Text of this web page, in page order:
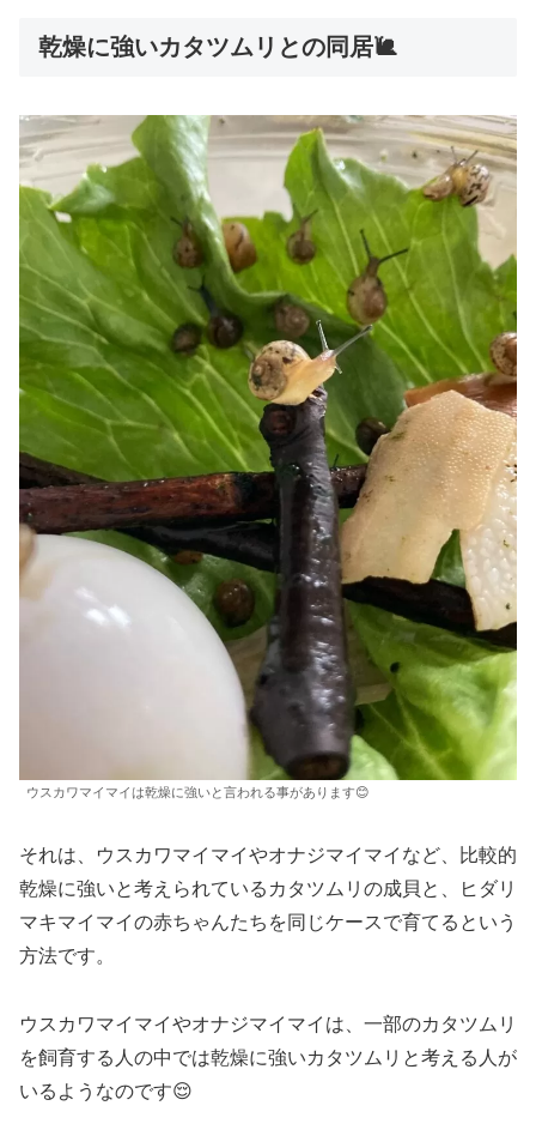
乾燥に強いカタツムリとの同居🐌
ウスカワマイマイは乾燥に強いと言われる事があります😊
それは、ウスカワマイマイやオナジマイマイなど、比較的
乾燥に強いと考えられているカタツムリの成貝と、ヒダリ
マキマイマイの赤ちゃんたちを同じケースで育てるという
方法です。
ウスカワマイマイやオナジマイマイは、一部のカタツムリ
を飼育する人の中では乾燥に強いカタツムリと考える人が
いるようなのです😌